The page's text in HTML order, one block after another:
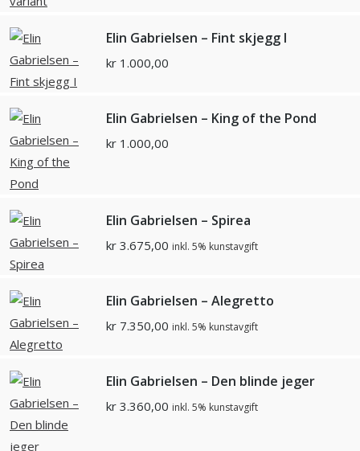
Elin Gabrielsen – Fint skjegg I
kr 1.000,00
Elin Gabrielsen – King of the Pond
kr 1.000,00
Elin Gabrielsen – Spirea
kr 3.675,00 inkl. 5% kunstavgift
Elin Gabrielsen – Alegretto
kr 7.350,00 inkl. 5% kunstavgift
Elin Gabrielsen – Den blinde jeger
kr 3.360,00 inkl. 5% kunstavgift